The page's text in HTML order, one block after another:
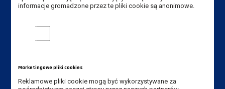
Akademia Nauk Stosowanych
64-100 Leszno, ul. Adama Mickiewicza 5
informacje gromadzone przez te pliki cookie są anonimowe.
Analityczne pliki cookie
Marketingowe pliki cookies
Reklamowe pliki cookie mogą być wykorzystywane za